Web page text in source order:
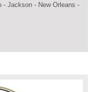
- Jackson - New Orleans -